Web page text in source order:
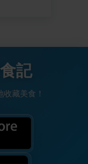
記
藏美食！